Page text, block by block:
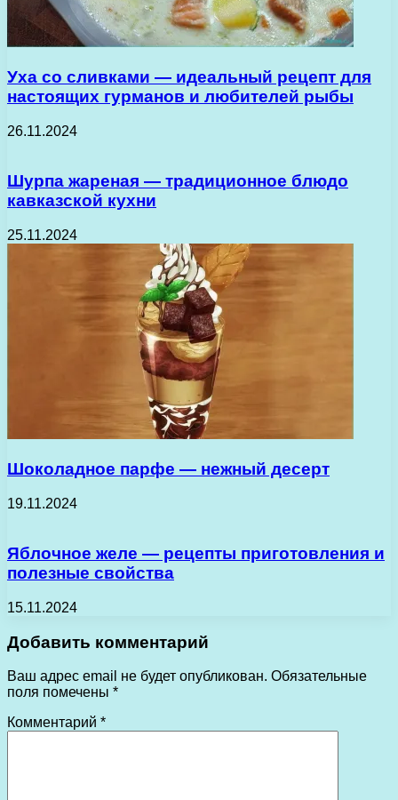
Уха со сливками — идеальный рецепт для
настоящих гурманов и любителей рыбы
26.11.2024
Шурпа жареная — традиционное блюдо
кавказской кухни
25.11.2024
Шоколадное парфе — нежный десерт
19.11.2024
Яблочное желе — рецепты приготовления и
полезные свойства
15.11.2024
Добавить комментарий
Ваш адрес email не будет опубликован. Обязательные
поля помечены *
Комментарий *